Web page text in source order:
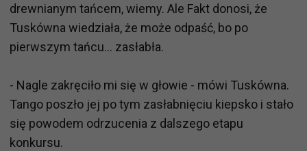
drewnianym tańcem, wiemy. Ale Fakt donosi, że
Tuskówna wiedziała, że może odpaść, bo po
pierwszym tańcu... zasłabła.
- Nagle zakręciło mi się w głowie - mówi Tuskówna.
Tango poszło jej po tym zasłabnięciu kiepsko i stało
się powodem odrzucenia z dalszego etapu
konkursu.